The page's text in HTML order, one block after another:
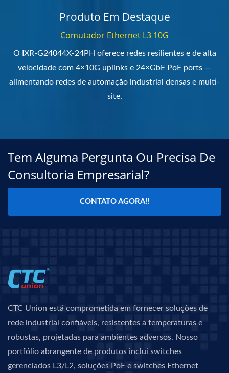
Produto Em Destaque
Comutador Ethernet L3 10G
O IXR-G24044X-24PH oferece redes resilientes e de alta
velocidade com 4×10G uplinks e 24×GbE PoE ports —
alimentando redes de automação industrial densas e multi-
site.
Tem Alguma Pergunta Ou Precisa De
Consultoria Empresarial?
CONTATO AGORA!!
CTC Union está comprometida em fornecer soluções de
rede industrial confiáveis, resistentes a temperaturas e
robustas, projetadas para ambientes adversos. Nosso
portfólio abrangente de produtos inclui switches
gerenciados L3/L2, soluções PoE e switches Ethernet